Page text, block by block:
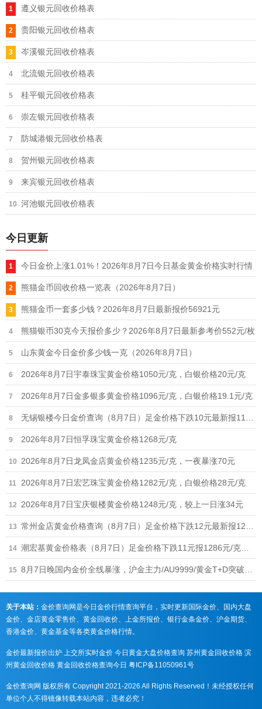
遵义银元回收价格表
贵阳银元回收价格表
岑溪银元回收价格表
北流银元回收价格表
桂平银元回收价格表
崇左银元回收价格表
防城港银元回收价格表
贺州银元回收价格表
来宾银元回收价格表
河池银元回收价格表
今日更新
今日金价上涨1.01%！2026年8月7日今日基金黄金价格实时行情
熊猫金币回收价格一览表（2026年8月7日）
熊猫金币一套多少钱？2026年8月7日最新报价56921元
熊猫银币30克今天报价多少？2026年8月7日最新参考价552元/枚
山东黄金今日金价多少钱一克（2026年8月7日）
2026年8月7日宇泰珠宝黄金价格1050元/克，白银价格20元/克
2026年8月7日金多银多黄金价格1096元/克，白银价格19.1元/克
2026年8月7日恒孚珠宝黄金价格1268元/克
2026年8月7日龙凤金店黄金价格1235元/克，一夜暴涨70元
2026年8月7日宏艺珠宝黄金价格1282元/克，白银价格28元/克
2026年8月7日宝庆银楼黄金价格1248元/克，较上一日涨34元
关于本站： 金价查询网是今日金价行情查询平台，实时更新国际金价、国内大盘
金价、金店黄金零售价、黄金回收价、上金所报价、银行金条金价、沪金期货、
香港金价、黄金基金等各类黄金价格行情。
金价最新报价出炉 上交所实时金价 今日黄金大盘价格查询 苏州黄金回收价格 滨
州黄金回收价格 黄金回收价格查询今日 粤ICP备11050961号
金价查询网 版权所有 Copyright 2021-2026 All Rights Reserved！未经授权任何
单位个人不得镜像转载本站内容，违者必究！